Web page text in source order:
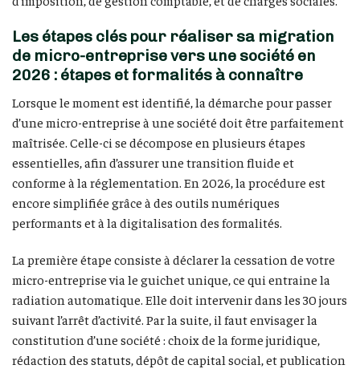
Les étapes clés pour réaliser sa migration
de micro-entreprise vers une société en
2026 : étapes et formalités à connaître
Lorsque le moment est identifié, la démarche pour passer
d’une micro-entreprise à une société doit être parfaitement
maîtrisée. Celle-ci se décompose en plusieurs étapes
essentielles, afin d’assurer une transition fluide et
conforme à la réglementation. En 2026, la procédure est
encore simplifiée grâce à des outils numériques
performants et à la digitalisation des formalités.
La première étape consiste à déclarer la cessation de votre
micro-entreprise via le guichet unique, ce qui entraine la
radiation automatique. Elle doit intervenir dans les 30 jours
suivant l’arrêt d’activité. Par la suite, il faut envisager la
constitution d’une société : choix de la forme juridique,
rédaction des statuts, dépôt de capital social, et publication